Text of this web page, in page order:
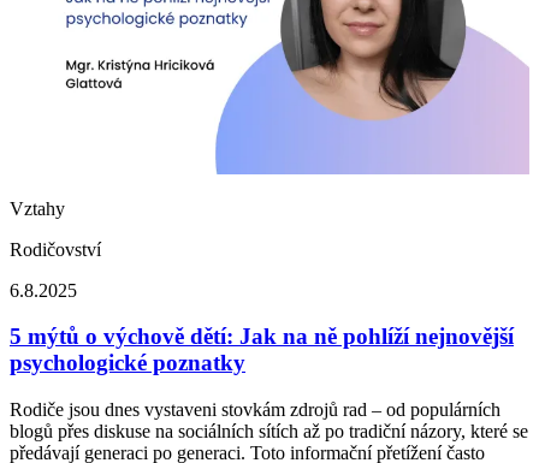
Vztahy
Rodičovství
6.8.2025
5 mýtů o výchově dětí: Jak na ně pohlíží nejnovější
psychologické poznatky
Rodiče jsou dnes vystaveni stovkám zdrojů rad – od populárních
blogů přes diskuse na sociálních sítích až po tradiční názory, které se
předávají generaci po generaci. Toto informační přetížení často